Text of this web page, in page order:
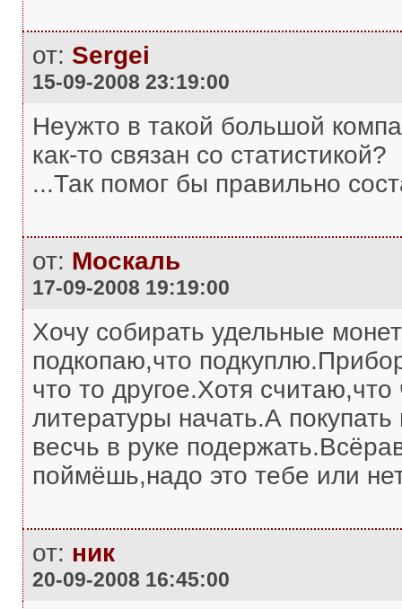
от: Sergei
15-09-2008 23:19:00
Неужто в такой большой
как-то связан со статистикой?
...Так помог бы правильно
от: Москаль
17-09-2008 19:19:00
Хочу собирать удельные
подкопаю,что
что то другое.Хотя
литературы начать.А
весчь в руке
поймёшь,надо это тебе или
от: ник
20-09-2008 16:45:00